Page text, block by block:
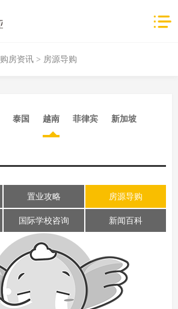
购房资讯 > 房源导购
泰国 越南 菲律宾 新加坡
置业攻略 房源导购
国际学校咨询 新闻百科